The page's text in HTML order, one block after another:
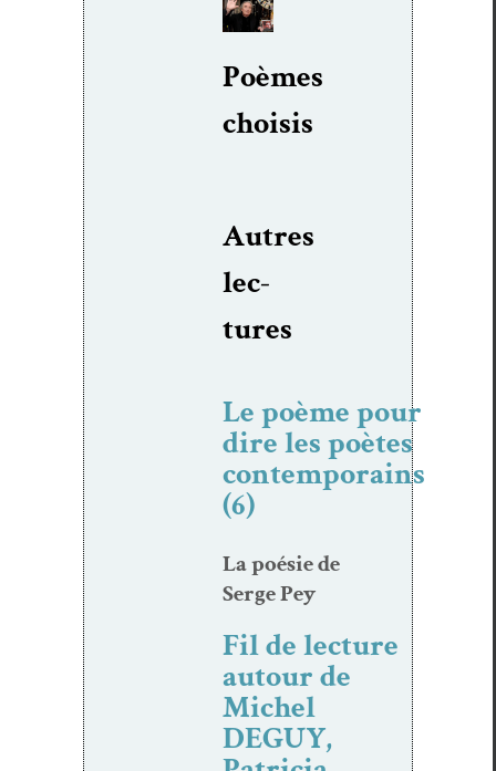
Poèmes
choi­sis
Autres
lec­
tures
Le poème pour
dire les poètes
contemporains
(6)
La poésie de
Serge Pey
Fil de lecture
autour de
Michel
DEGUY,